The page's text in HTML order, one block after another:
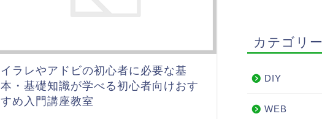
イラレやアドビの初心者に必要な基
本・基礎知識が学べる初心者向けおす
すめ入門講座教室
カテゴリー
DIY
WEB